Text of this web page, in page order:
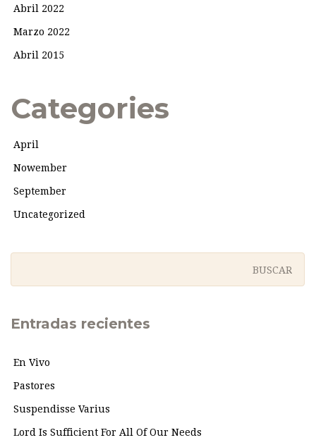
Abril 2022
Marzo 2022
Abril 2015
Categories
April
Nowember
September
Uncategorized
Entradas recientes
En Vivo
Pastores
Suspendisse Varius
Lord Is Sufficient For All Of Our Needs